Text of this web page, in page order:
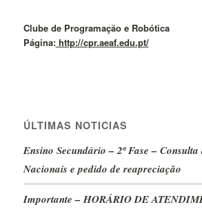
Clube de Programação e Robótica
Página:http://cpr.aeaf.edu.pt/
ÚLTIMAS NOTICIAS
Ensino Secundário – 2ª Fase –
Nacionais e pedido de reapreciação
Importante – HORÁRIO DE